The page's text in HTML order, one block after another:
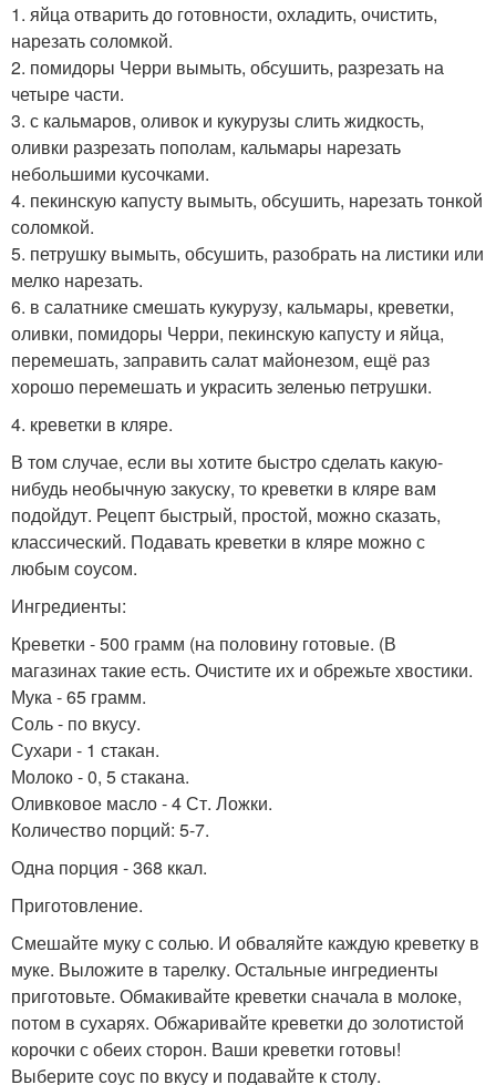
1. яйца отварить до готовности, охладить, очистить,
нарезать соломкой.
2. помидоры Черри вымыть, обсушить, разрезать на
четыре части.
3. с кальмаров, оливок и кукурузы слить жидкость,
оливки разрезать пополам, кальмары нарезать
небольшими кусочками.
4. пекинскую капусту вымыть, обсушить, нарезать тонкой
соломкой.
5. петрушку вымыть, обсушить, разобрать на листики или
мелко нарезать.
6. в салатнике смешать кукурузу, кальмары, креветки,
оливки, помидоры Черри, пекинскую капусту и яйца,
перемешать, заправить салат майонезом, ещё раз
хорошо перемешать и украсить зеленью петрушки.
4. креветки в кляре.
В том случае, если вы хотите быстро сделать какую-
нибудь необычную закуску, то креветки в кляре вам
подойдут. Рецепт быстрый, простой, можно сказать,
классический. Подавать креветки в кляре можно с
любым соусом.
Ингредиенты:
Креветки - 500 грамм (на половину готовые. (В
магазинах такие есть. Очистите их и обрежьте хвостики.
Мука - 65 грамм.
Соль - по вкусу.
Сухари - 1 стакан.
Молоко - 0, 5 стакана.
Оливковое масло - 4 Ст. Ложки.
Количество порций: 5-7.
Одна порция - 368 ккал.
Приготовление.
Смешайте муку с солью. И обваляйте каждую креветку в
муке. Выложите в тарелку. Остальные ингредиенты
приготовьте. Обмакивайте креветки сначала в молоке,
потом в сухарях. Обжаривайте креветки до золотистой
корочки с обеих сторон. Ваши креветки готовы!
Выберите соус по вкусу и подавайте к столу.